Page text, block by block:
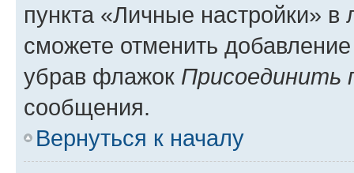
пункта «Личные настройки»
сможете отменить
убрав флажок Присоединить
сообщения.
Вернуться к началу